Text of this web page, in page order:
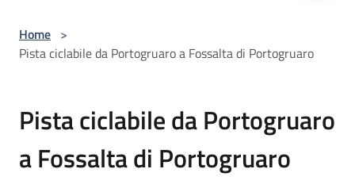
Home >
Pista ciclabile da Portogruaro a Fossalta di Portogruaro
Pista ciclabile da Portogruaro
a Fossalta di Portogruaro